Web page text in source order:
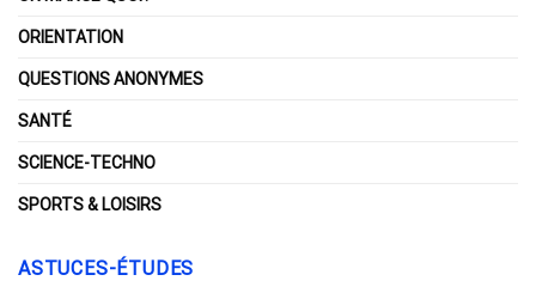
ORIENTATION
QUESTIONS ANONYMES
SANTÉ
SCIENCE-TECHNO
SPORTS & LOISIRS
ASTUCES-ÉTUDES